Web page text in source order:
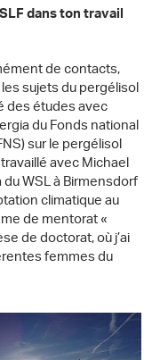
dans ton travail
de contacts,
sujets du pergélisol
des études avec
du Fonds national
sur le pergélisol
avec Michael
WSL à Birmensdorf
climatique au
de mentorat «
de doctorat, où j’ai
femmes du